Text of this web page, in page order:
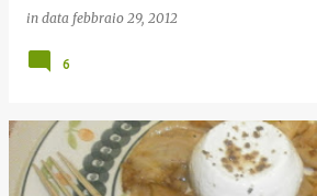
in data febbraio 29, 2012
6